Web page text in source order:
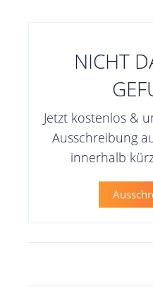
NICHT
Jetzt kostenlos &
Ausschreibung
innerhalb